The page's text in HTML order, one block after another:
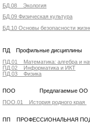
БД.08 Экология
БД.09 Физическая культура
БД.10 Основы безопасности
ПД Профильные дисциплины
ПД.01 Математика: алгебра и
ПД.02 Информатика и ИКТ
ПД.03 Физика
ПОО Предлагаемые ОО
ПОО.01 История родного края
ПП ПРОФЕССИОНАЛЬНАЯ